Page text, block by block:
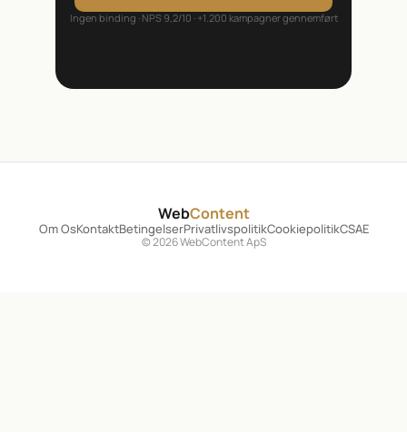
Ingen binding · NPS 9,2/10 · +1.200 kampagner gennemført
WebContent
Om OsKontaktBetingelserPrivatlivspolitikCookiepolitikCSAE
© 2026 WebContent ApS